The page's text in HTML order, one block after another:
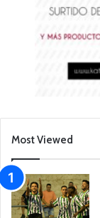
Most Viewed